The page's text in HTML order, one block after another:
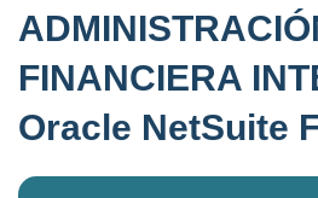
FINANCIERA
Oracle NetSuite